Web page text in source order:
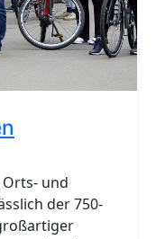
und
der 750-